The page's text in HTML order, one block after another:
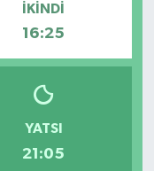
İKINDI
16:25
YATSI
21:05